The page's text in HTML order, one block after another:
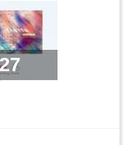
à la TV ?
Pogacar ?
la clavicule